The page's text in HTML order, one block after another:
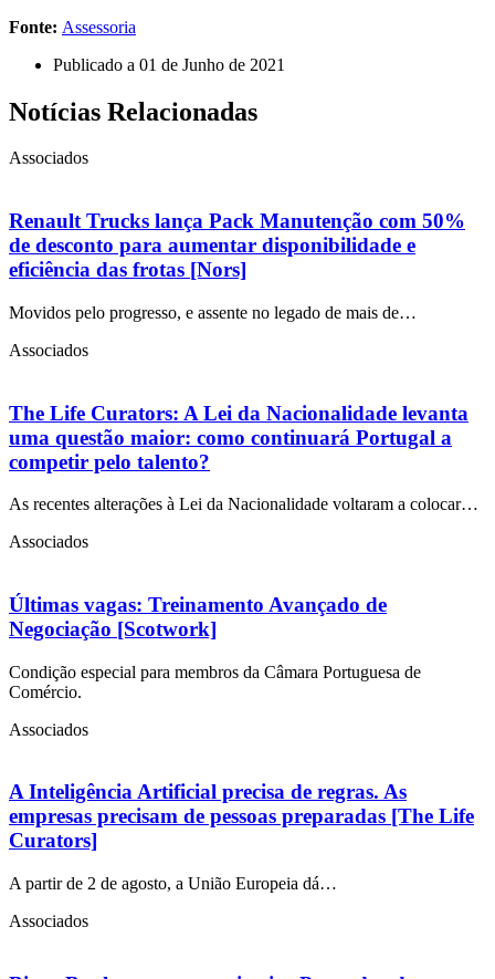
Fonte: Assessoria
Publicado a 01 de Junho de 2021
Notícias Relacionadas
Associados
Renault Trucks lança Pack Manutenção com 50%
de desconto para aumentar disponibilidade e
eficiência das frotas [Nors]
Movidos pelo progresso, e assente no legado de mais de…
Associados
The Life Curators: A Lei da Nacionalidade levanta
uma questão maior: como continuará Portugal a
competir pelo talento?
As recentes alterações à Lei da Nacionalidade voltaram a colocar…
Associados
Últimas vagas: Treinamento Avançado de
Negociação [Scotwork]
Condição especial para membros da Câmara Portuguesa de
Comércio.
Associados
A Inteligência Artificial precisa de regras. As
empresas precisam de pessoas preparadas [The Life
Curators]
A partir de 2 de agosto, a União Europeia dá…
Associados